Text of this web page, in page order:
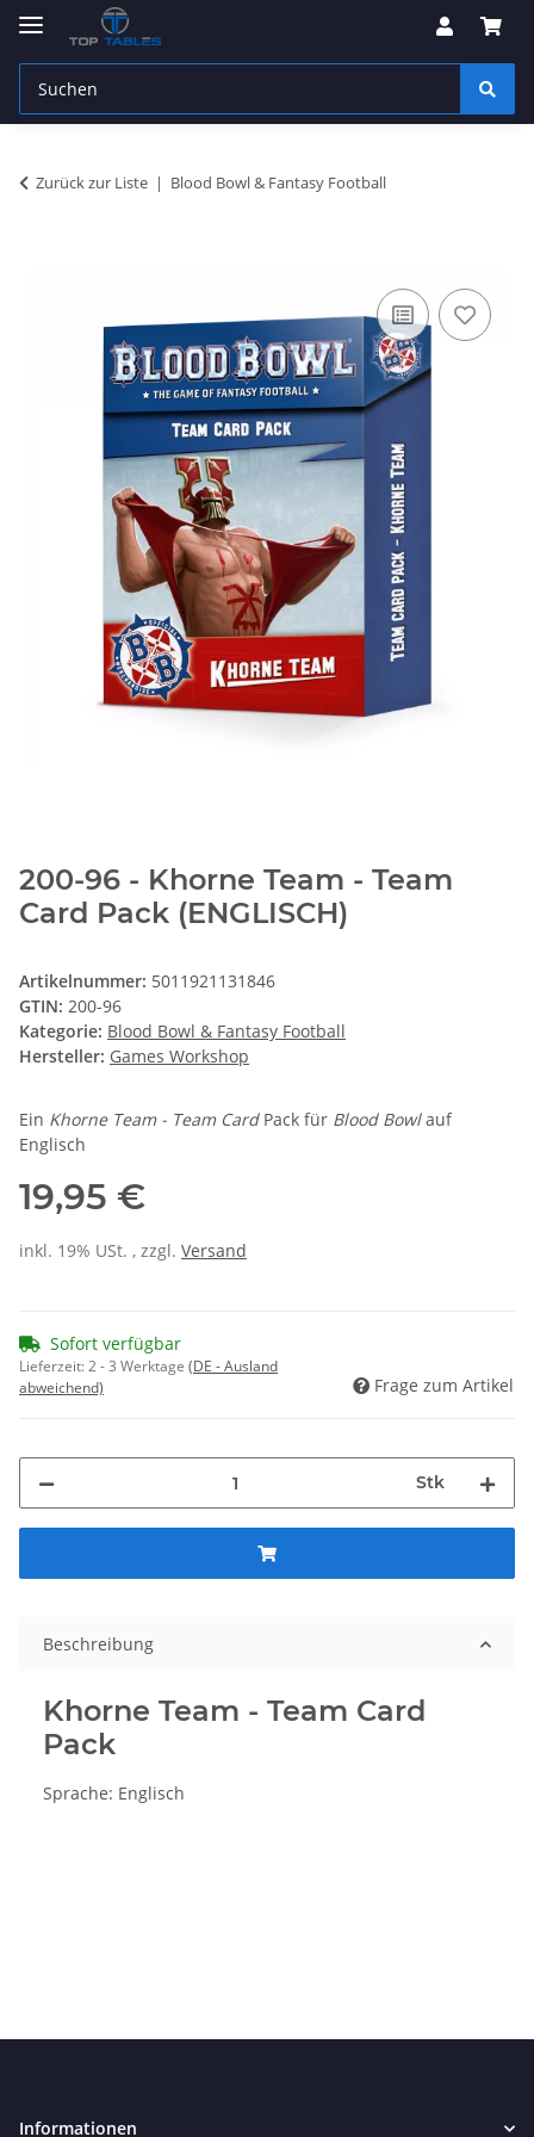
Zurück zur Liste Blood Bowl & Fantasy Football
200-96 - Khorne Team - Team
Card Pack (ENGLISCH)
Artikelnummer: 5011921131846
GTIN: 200-96
Kategorie: Blood Bowl & Fantasy Football
Hersteller: Games Workshop
Ein Khorne Team - Team CardPack für Blood Bowlauf
Englisch
19,95 €
inkl. 19% USt. , zzgl. Versand
Sofort verfügbar
Lieferzeit:2 - 3 Werktage (DE - Ausland
abweichend)
Frage zum Artikel
Stk
Beschreibung
Khorne Team - Team Card
Pack
Sprache: Englisch
Informationen